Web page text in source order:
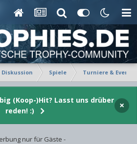
Spiele Turniere & Events
(Koop-)Hit? Lasst uns drüber
reden! :)
×
nur für Gäste -